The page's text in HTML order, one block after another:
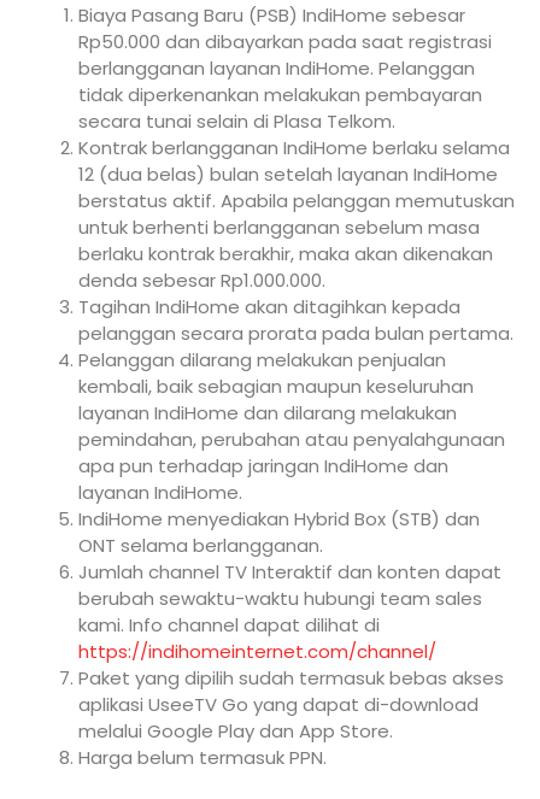
Biaya Pasang Baru (PSB) IndiHome sebesar
Rp50.000 dan dibayarkan pada saat registrasi
berlangganan layanan IndiHome. Pelanggan
tidak diperkenankan melakukan pembayaran
secara tunai selain di Plasa Telkom.
Kontrak berlangganan IndiHome berlaku selama
12 (dua belas) bulan setelah layanan IndiHome
berstatus aktif. Apabila pelanggan memutuskan
untuk berhenti berlangganan sebelum masa
berlaku kontrak berakhir, maka akan dikenakan
denda sebesar Rp1.000.000.
Tagihan IndiHome akan ditagihkan kepada
pelanggan secara prorata pada bulan pertama.
Pelanggan dilarang melakukan penjualan
kembali, baik sebagian maupun keseluruhan
layanan IndiHome dan dilarang melakukan
pemindahan, perubahan atau penyalahgunaan
apa pun terhadap jaringan IndiHome dan
layanan IndiHome.
IndiHome menyediakan Hybrid Box (STB) dan
ONT selama berlangganan.
Jumlah channel TV Interaktif dan konten dapat
berubah sewaktu-waktu hubungi team sales
kami. Info channel dapat dilihat di
https://indihomeinternet.com/channel/
Paket yang dipilih sudah termasuk bebas akses
aplikasi UseeTV Go yang dapat di-download
melalui Google Play dan App Store.
Harga belum termasuk PPN.